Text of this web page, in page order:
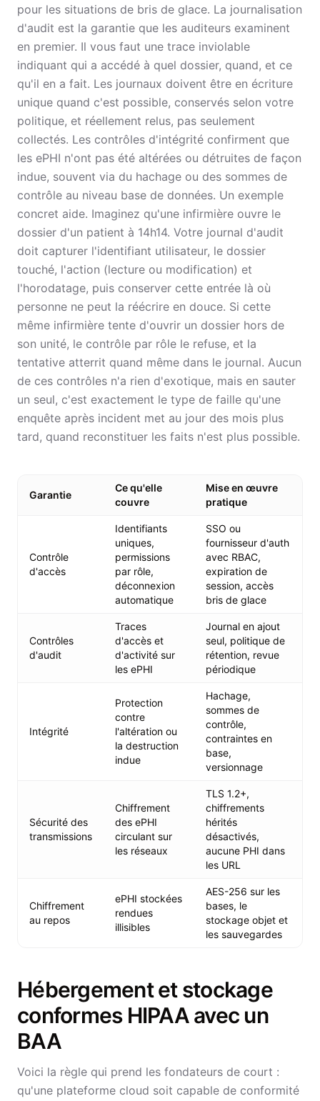
pour les situations de bris de glace. La journalisation
d'audit est la garantie que les auditeurs examinent
en premier. Il vous faut une trace inviolable
indiquant qui a accédé à quel dossier, quand, et ce
qu'il en a fait. Les journaux doivent être en écriture
unique quand c'est possible, conservés selon votre
politique, et réellement relus, pas seulement
collectés. Les contrôles d'intégrité confirment que
les ePHI n'ont pas été altérées ou détruites de façon
indue, souvent via du hachage ou des sommes de
contrôle au niveau base de données. Un exemple
concret aide. Imaginez qu'une infirmière ouvre le
dossier d'un patient à 14h14. Votre journal d'audit
doit capturer l'identifiant utilisateur, le dossier
touché, l'action (lecture ou modification) et
l'horodatage, puis conserver cette entrée là où
personne ne peut la réécrire en douce. Si cette
même infirmière tente d'ouvrir un dossier hors de
son unité, le contrôle par rôle le refuse, et la
tentative atterrit quand même dans le journal. Aucun
de ces contrôles n'a rien d'exotique, mais en sauter
un seul, c'est exactement le type de faille qu'une
enquête après incident met au jour des mois plus
tard, quand reconstituer les faits n'est plus possible.
Garantie
Ce qu'elle
couvre
Mise en œuvre
pratique
Contrôle
d'accès
Identifiants
uniques,
permissions
par rôle,
déconnexion
automatique
SSO ou
fournisseur d'auth
avec RBAC,
expiration de
session, accès
bris de glace
Contrôles
d'audit
Traces
d'accès et
d'activité sur
les ePHI
Journal en ajout
seul, politique de
rétention, revue
périodique
Intégrité
Protection
contre
l'altération ou
la destruction
indue
Hachage,
sommes de
contrôle,
contraintes en
base,
versionnage
Sécurité des
transmissions
Chiffrement
des ePHI
circulant sur
les réseaux
TLS 1.2+,
chiffrements
hérités
désactivés,
aucune PHI dans
les URL
Chiffrement
au repos
ePHI stockées
rendues
illisibles
AES-256 sur les
bases, le
stockage objet et
les sauvegardes
Hébergement et stockage
conformes HIPAA avec un
BAA
Voici la règle qui prend les fondateurs de court :
qu'une plateforme cloud soit capable de conformité